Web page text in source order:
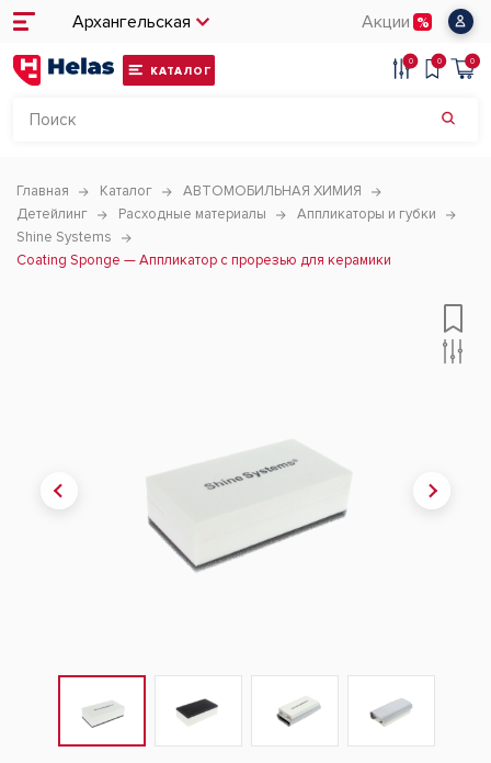
Архангельская Акции
КАТАЛОГ
0 0 0
Главная Каталог
АВТОМОБИЛЬНАЯ ХИМИЯ
Детейлинг
Расходные материалы
Аппликаторы и губки
Shine Systems
Coating Sponge — Аппликатор с прорезью для керамики